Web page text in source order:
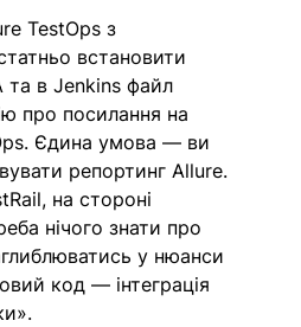
TestOps з
встановити
та в Jenkins файл
про посилання на
Єдина умова — ви
репортинг Allure.
на стороні
нічого знати про
у нюанси
код — інтеграція